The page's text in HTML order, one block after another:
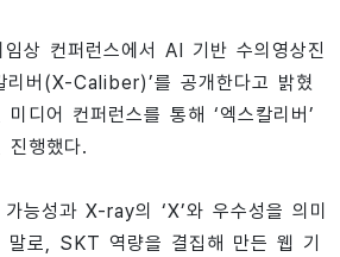
상 컨퍼런스에서 AI 기반 수의영상진
리버(X-Caliber)’를 공개한다고 밝혔
디어 컨퍼런스를 통해 ‘엑스칼리버’
진행했다.
가능성과 X-ray의 ‘X’와 우수성을 의미
말로, SKT 역량을 결집해 만든 웹 기